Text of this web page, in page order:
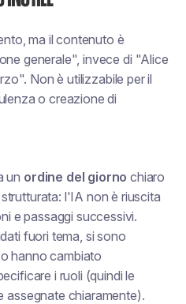
ma il contenuto è
generale", invece di "Alice
Non è utilizzabile per il
o creazione di
un ordine del giorno chiaro
l'IA non è riuscita
e passaggi successivi.
fuori tema, si sono
hanno cambiato
i ruoli (quindi le
assegnate chiaramente).